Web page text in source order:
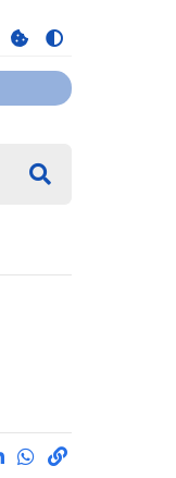
porpor
Compartilhe por
Compartilhe
link para